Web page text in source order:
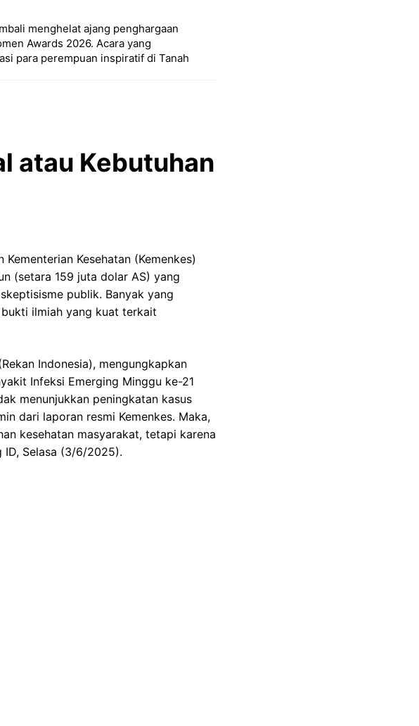
menghelat ajang penghargaan
Awards 2026. Acara yang
para perempuan inspiratif di Tanah
atau Kebutuhan
Kesehatan (Kemenkes)
(setara 159 juta dolar AS) yang
publik. Banyak yang
ilmiah yang kuat terkait
Indonesia), mengungkapkan
Infeksi Emerging Minggu ke-21
menunjukkan peningkatan kasus
dari laporan resmi Kemenkes. Maka,
kesehatan masyarakat, tetapi karena
Selasa (3/6/2025).